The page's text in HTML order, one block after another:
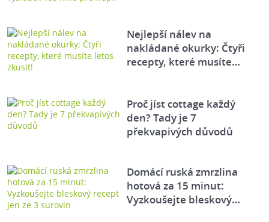
Nejlepší nálev na
nakládané okurky: Čtyři
recepty, které musíte…
Proč jíst cottage každý
den? Tady je 7
překvapivých důvodů
Domácí ruská zmrzlina
hotová za 15 minut:
Vyzkoušejte bleskový…